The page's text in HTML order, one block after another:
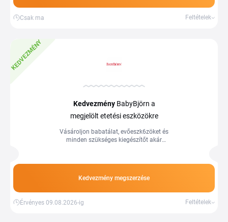
Csak ma Feltételek
KEDVEZMÉNY
KedvezményBabyBjörn a
megjelölt etetési eszközökre
Vásároljon babatálat, evőeszk6zöket és
minden szükséges kiegészítőt akár
Kedvezmény megszerzése
Érvényes 09.08.2026-ig Feltételek